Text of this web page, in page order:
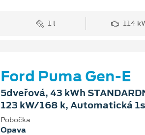
1 l 114
Ford Puma Gen-E
5dveřová, 43 kWh
123 kW/168 k, Automatická
Pobočka
Opava